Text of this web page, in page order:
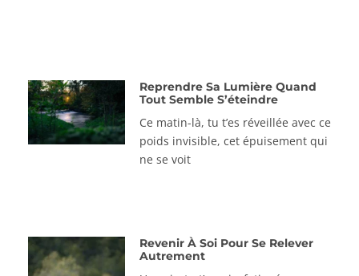
Reprendre Sa Lumière Quand
Tout Semble S’éteindre
Ce matin-là, tu t’es réveillée avec ce
poids invisible, cet épuisement qui
ne se voit
Revenir À Soi Pour Se Relever
Autrement